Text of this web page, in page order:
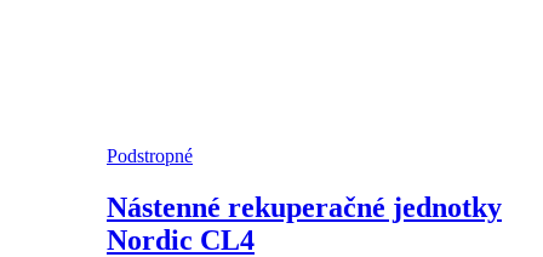
Podstropné
Nástenné rekuperačné jednotky
Nordic CL4